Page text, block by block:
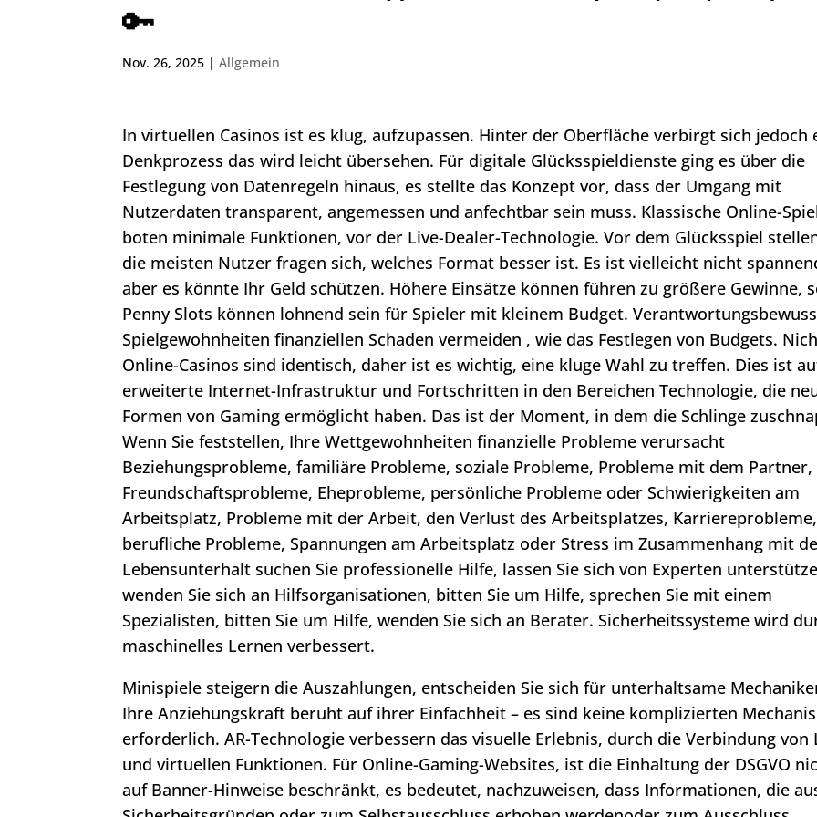
🔑
Nov. 26, 2025 |Allgemein
In virtuellen Casinos ist es klug, aufzupassen. Hinter der Oberfläche verbirgt sich jedoch
Denkprozess das wird leicht übersehen. Für digitale Glücksspieldienste ging es über die
Festlegung von Datenregeln hinaus, es stellte das Konzept vor, dass der Umgang mit
Nutzerdaten transparent, angemessen und anfechtbar sein muss. Klassische Online-
boten minimale Funktionen, vor der Live-Dealer-Technologie. Vor dem Glücksspiel
die meisten Nutzer fragen sich, welches Format besser ist. Es ist vielleicht nicht
aber es könnte Ihr Geld schützen. Höhere Einsätze können führen zu größere Gewinne,
Penny Slots können lohnend sein für Spieler mit kleinem Budget.
Spielgewohnheiten finanziellen Schaden vermeiden , wie das Festlegen von Budgets.
Online-Casinos sind identisch, daher ist es wichtig, eine kluge Wahl zu treffen. Dies ist
erweiterte Internet-Infrastruktur und Fortschritten in den Bereichen Technologie, die
Formen von Gaming ermöglicht haben. Das ist der Moment, in dem die Schlinge
Wenn Sie feststellen, Ihre Wettgewohnheiten finanzielle Probleme verursacht
Beziehungsprobleme, familiäre Probleme, soziale Probleme, Probleme mit dem Partner,
Freundschaftsprobleme, Eheprobleme, persönliche Probleme oder Schwierigkeiten am
Arbeitsplatz, Probleme mit der Arbeit, den Verlust des Arbeitsplatzes, Karriereprobleme,
berufliche Probleme, Spannungen am Arbeitsplatz oder Stress im Zusammenhang mit
Lebensunterhalt suchen Sie professionelle Hilfe, lassen Sie sich von Experten
wenden Sie sich an Hilfsorganisationen, bitten Sie um Hilfe, sprechen Sie mit einem
Spezialisten, bitten Sie um Hilfe, wenden Sie sich an Berater. Sicherheitssysteme wird
maschinelles Lernen verbessert.
Minispiele steigern die Auszahlungen, entscheiden Sie sich für unterhaltsame
Ihre Anziehungskraft beruht auf ihrer Einfachheit – es sind keine komplizierten
erforderlich. AR-Technologie verbessern das visuelle Erlebnis, durch die Verbindung von
und virtuellen Funktionen. Für Online-Gaming-Websites, ist die Einhaltung der DSGVO
auf Banner-Hinweise beschränkt, es bedeutet, nachzuweisen, dass Informationen, die